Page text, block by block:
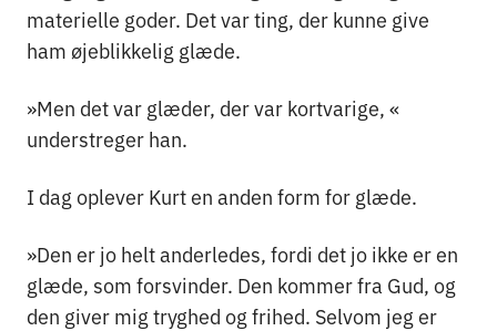
materielle goder. Det var ting, der kunne give
ham øjeblikkelig glæde.
»Men det var glæder, der var kortvarige, «
understreger han.
I dag oplever Kurt en anden form for glæde.
»Den er jo helt anderledes, fordi det jo ikke er en
glæde, som forsvinder. Den kommer fra Gud, og
den giver mig tryghed og frihed. Selvom jeg er